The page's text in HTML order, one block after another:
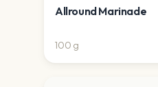
Allround Marinade
100 g